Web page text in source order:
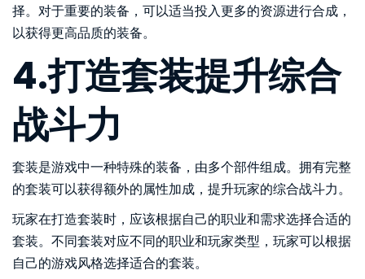
择。对于重要的装备，可以适当投入更多的资源进行合成，
以获得更高品质的装备。
4.打造套装提升综合
战斗力
套装是游戏中一种特殊的装备，由多个部件组成。拥有完整
的套装可以获得额外的属性加成，提升玩家的综合战斗力。
玩家在打造套装时，应该根据自己的职业和需求选择合适的
套装。不同套装对应不同的职业和玩家类型，玩家可以根据
自己的游戏风格选择适合的套装。